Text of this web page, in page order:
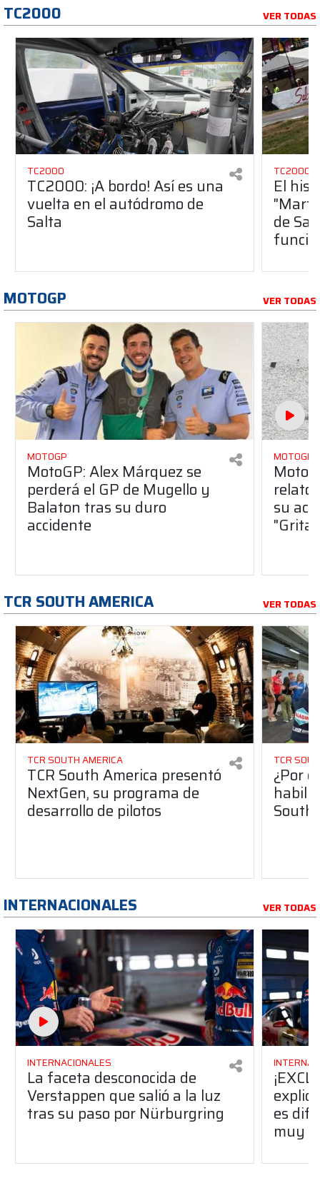
TC2000 VER TODAS
TC2000
TC2000: ¡A bordo! Así es una
vuelta en el autódromo de
Salta
TC2000
El
de
MOTOGP VER TODAS
MOTOGP
MotoGP: Alex Márquez se
perderá el GP de Mugello y
Balaton tras su duro
accidente
MOTOGP
relato
su
TCR SOUTH AMERICA VER TODAS
TCR SOUTH AMERICA
TCR South America presentó
NextGen, su programa de
desarrollo de pilotos
TCR
¿Por
South
INTERNACIONALES VER TODAS
INTERNACIONALES
La faceta desconocida de
Verstappen que salió a la luz
tras su paso por Nürburgring es
muy